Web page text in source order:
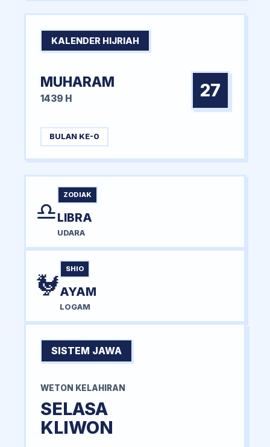
KALENDER HIJRIAH
MUHARAM
1439 H 27
BULAN KE-0
♎
ZODIAK
LIBRA
UDARA
🐓
SHIO
AYAM
LOGAM
SISTEM JAWA
WETON KELAHIRAN
SELASA
KLIWON